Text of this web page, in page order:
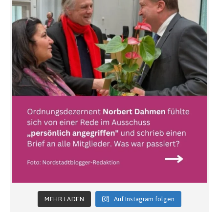
MEHR LADEN Auf Instagram folgen